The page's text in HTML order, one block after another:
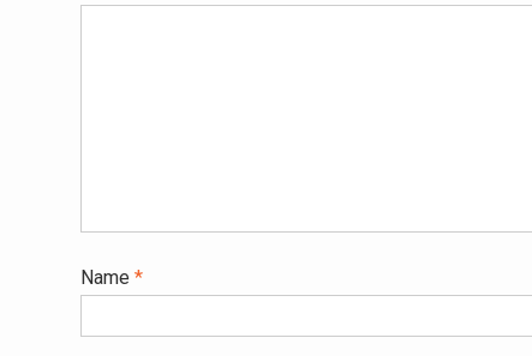
Name *